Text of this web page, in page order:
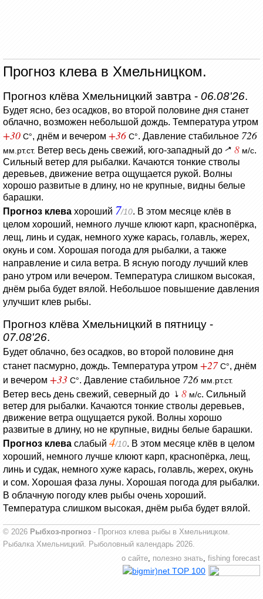
Прогноз клева в Хмельницком.
Прогноз клёва Хмельницкий завтра - 06.08'26.
Будет ясно, без осадков, во второй половине дня станет
облачно, возможен небольшой дождь. Температура утром
+30 C°, днём и вечером +36 C°. Давление стабильное 726
мм.рт.ст. Ветер весь день свежий, юго-западный до 8 м/с.
Сильный ветер для рыбалки. Качаются тонкие стволы
деревьев, движение ветра ощущается рукой. Волны
хорошо развитые в длину, но не крупные, видны белые
барашки.
Прогноз клева хороший 7/10. В этом месяце клёв в
целом хороший, немного лучше клюют карп, краснопёрка,
лещ, линь и судак, немного хуже карась, голавль, жерех,
окунь и сом. Хорошая погода для рыбалки, а также
направление и сила ветра. В ясную погоду лучший клев
рано утром или вечером. Температура слишком высокая,
днём рыба будет вялой. Небольшое повышение давления
улучшит клев рыбы.
Прогноз клёва Хмельницкий в пятницу -
07.08'26.
Будет облачно, без осадков, во второй половине дня
станет пасмурно, дождь. Температура утром +27 C°, днём
и вечером +33 C°. Давление стабильное 726 мм.рт.ст.
Ветер весь день свежий, северный до 8 м/с. Сильный
ветер для рыбалки. Качаются тонкие стволы деревьев,
движение ветра ощущается рукой. Волны хорошо
развитые в длину, но не крупные, видны белые барашки.
Прогноз клева слабый 4/10. В этом месяце клёв в целом
хороший, немного лучше клюют карп, краснопёрка, лещ,
линь и судак, немного хуже карась, голавль, жерех, окунь
и сом. Хорошая фаза луны. Хорошая погода для рыбалки.
В облачную погоду клев рыбы очень хороший.
Температура слишком высокая, днём рыба будет вялой.
© 2026 Рыбхоз-прогноз - Прогноз клева рыбы в Хмельницком.
Рыбалка Хмельницкий. Рыболовный календарь 2026.
о сайте
полезно знать fishing forecast